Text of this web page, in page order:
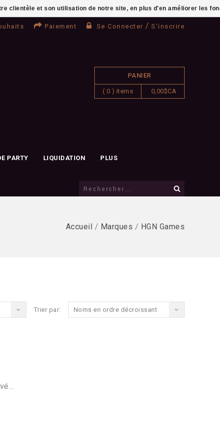
Paiement Se Connecter / S'inscrire
PANIER
( 0 ) items 0,00$CA
PARTY LIQUIDATION PLUS
Accueil / Marques / HGN Games
Trier par: Noms en ordre décroissant
clientèle et son utilisation de notre site, en plus d'en améliorer les